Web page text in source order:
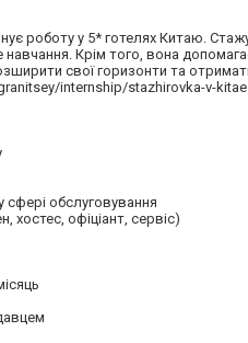
роботу у 5* готелях Китаю.
Крім того, вона
свої горизонти та
internship/stazhirovka-v-kitae
сфері обслуговування
хостес, офіціант, сервіс)